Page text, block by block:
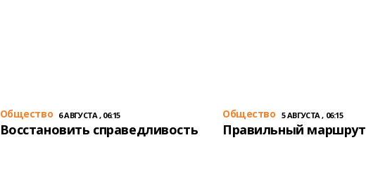
Общество 6 АВГУСТА , 06:15
Восстановить справедливость
Общество 5 АВГУСТА , 06:15
Правильный маршрут